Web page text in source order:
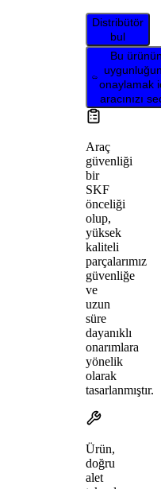
Distribütör
bul
Bu ürünün
onaylamak
aracınızı
Araç
güvenliği
bir
SKF
önceliği
olup,
yüksek
kaliteli
parçalarımız
güvenliğe
ve
uzun
süre
dayanıklı
onarımlara
yönelik
olarak
tasarlanmıştır.
Ürün,
doğru
alet